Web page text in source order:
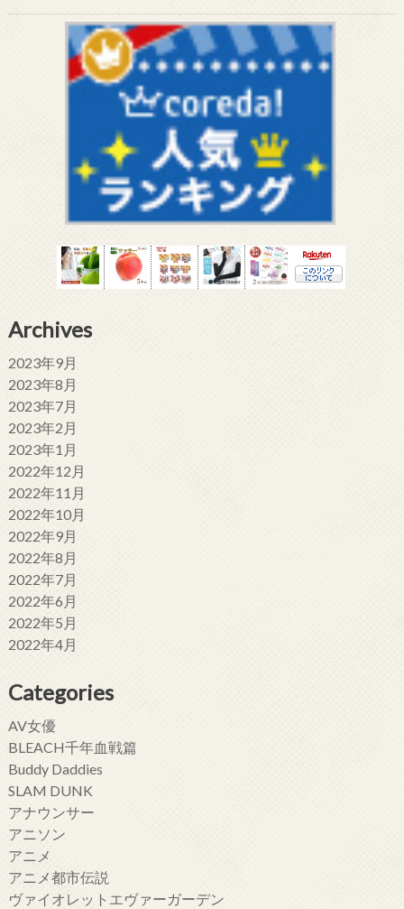
Archives
2023年9月
2023年8月
2023年7月
2023年2月
2023年1月
2022年12月
2022年11月
2022年10月
2022年9月
2022年8月
2022年7月
2022年6月
2022年5月
2022年4月
Categories
AV女優
BLEACH千年血戦篇
Buddy Daddies
SLAM DUNK
アナウンサー
アニソン
アニメ
アニメ都市伝説
ヴァイオレットエヴァーガーデン